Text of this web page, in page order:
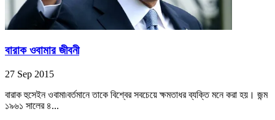
বারাক ওবামার জীবনী
27 Sep 2015
বারাক হুসেইন ওবামা৷বর্তমানে তাকে বিশ্বের সবচেয়ে ক্ষমতাধর ব্যক্তি মনে করা হয়। জন্ম
১৯৬১ সালের ৪...